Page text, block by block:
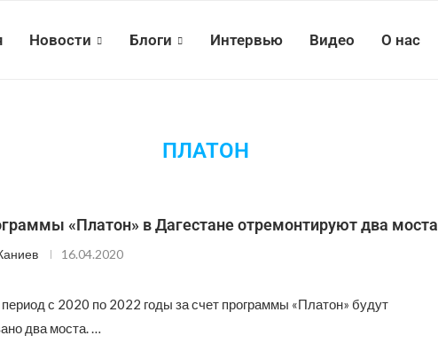
Новости Блоги Интервью Видео О нас
ПЛАТОН
«Платон» в Дагестане отремонтируют два моста
16.04.2020
период с 2020 по 2022 годы за счет программы «Платон» будут
два моста. …